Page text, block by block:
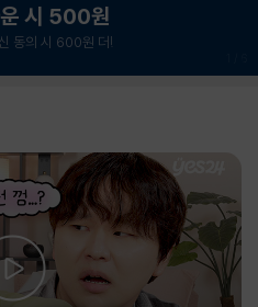
시 500원
동의 시 600원 더!